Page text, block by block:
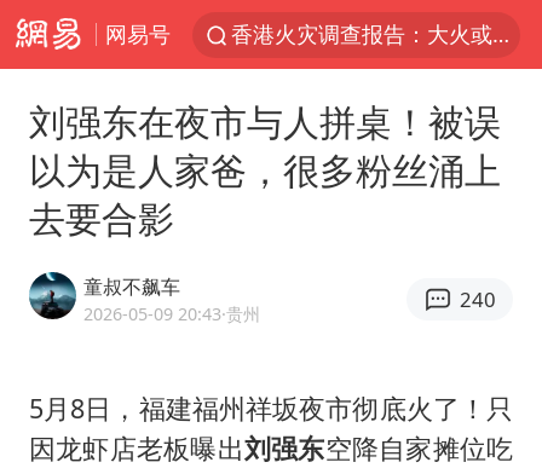
网易号
香港火灾调查报告：大火或由烟头引起
以媒：穆杰塔巴被紧急送医情况危急
多所高校取消艺考
泰国初中生饮弹自尽前开了26枪
用AI造出新病毒意味着什么
今年第二强台风将带来多大影响
刘强东在夜市与人拼桌！被误
以为是人家爸，很多粉丝涌上
去要合影
童叔不飙车
2026-05-09 20:43·贵州
240
5月8日，福建福州祥坂夜市彻底火了！只
因龙虾店老板曝出刘强东空降自家摊位吃